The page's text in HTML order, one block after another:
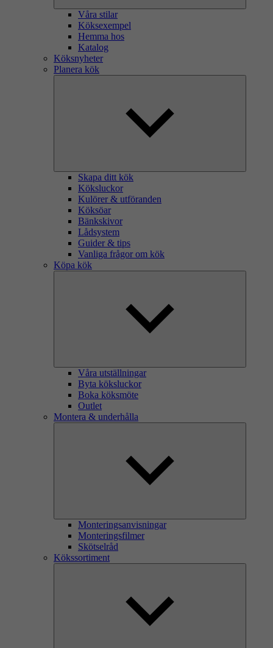
Våra stilar
Köksexempel
Hemma hos
Katalog
Köksnyheter
Planera kök
Skapa ditt kök
Köksluckor
Kulörer & utföranden
Köksöar
Bänkskivor
Lådsystem
Guider & tips
Vanliga frågor om kök
Köpa kök
Våra utställningar
Byta köksluckor
Boka köksmöte
Outlet
Montera & underhålla
Monteringsanvisningar
Monteringsfilmer
Skötselråd
Kökssortiment